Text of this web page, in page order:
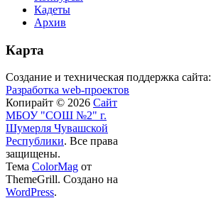
Кадеты
Архив
Карта
Создание и техническая поддержка сайта:
Разработка web-проектов
Копирайт © 2026 Сайт
МБОУ "СОШ №2" г.
Шумерля Чувашской
Республики. Все права
защищены.
Тема ColorMag от
ThemeGrill. Создано на
WordPress.